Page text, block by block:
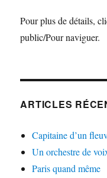
Pour plus de détails,
public/Pour naviguer.
ARTICLES
Capitaine d’un
Un orchestre de
Paris quand même